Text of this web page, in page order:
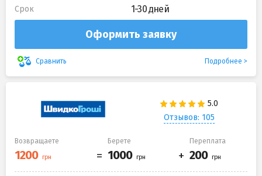
Срок 1-30 дней
Оформить заявку
Сравнить Подробнее
Отзывов: 105
Возвращаете Берете Переплата